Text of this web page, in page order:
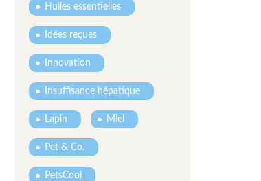
Huiles essentielles
Idées reçues
Innovation
Insuffisance hépatique
Lapin Miel
Pet & Co.
PetsCool